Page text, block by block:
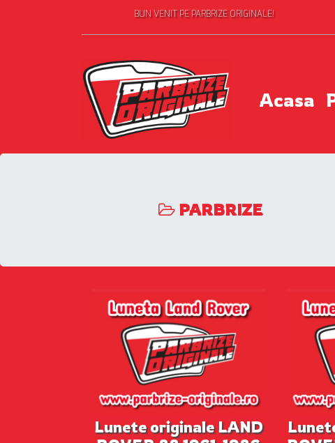
BUN VENIT PE PARBRIZE ORIGINALE!
Acasa
PARBRIZE
Lunete originale LAND